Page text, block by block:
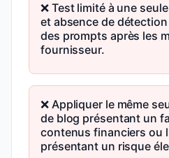
❌ Test limité à une
et absence de
des prompts après les
fournisseur.
❌ Appliquer le même
de blog présentant un
contenus financiers ou
présentant un risque